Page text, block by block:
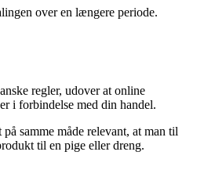
over en længere periode.
regler, udover at online
i forbindelse med din handel.
samme måde relevant, at man til
til en pige eller dreng.